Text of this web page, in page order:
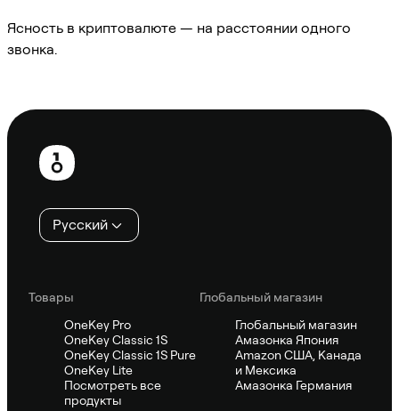
Ясность в криптовалюте — на расстоянии одного
звонка.
Нижний
колонтитул
Русский
Товары
OneKey Pro
OneKey Classic 1S
OneKey Classic 1S Pure
OneKey Lite
Посмотреть все
продукты
Глобальный магазин
Глобальный магазин
Амазонка Япония
Amazon США, Канада
и Мексика
Амазонка Германия